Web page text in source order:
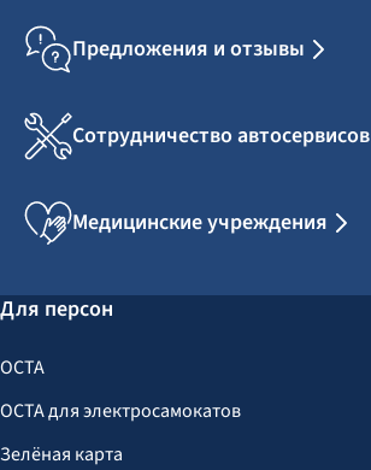
Предложения и отзывы
Сотрудничество автосервисов
Медицинские учреждения
Для персон
OCTA
OCTA для электросамокатов
Зелёная карта